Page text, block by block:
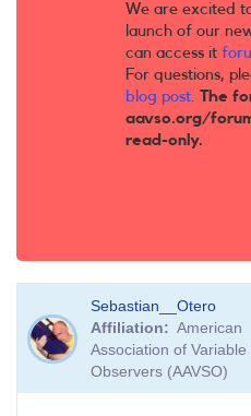
We are excited
launch of our
can access it
For questions,
blog post. The
aavso.org/
read-only.
Sebastian__Otero
Affiliation
American
Association of Variable
Observers (AAVSO)